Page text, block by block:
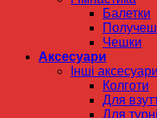
Балетки
Чешки
Аксесуари
Інші аксесуари
Колготи
Для
Для